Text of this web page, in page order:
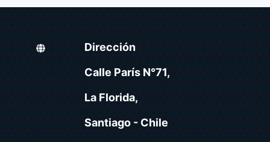
Dirección
Calle París N°71,
La Florida,
Santiago - Chile